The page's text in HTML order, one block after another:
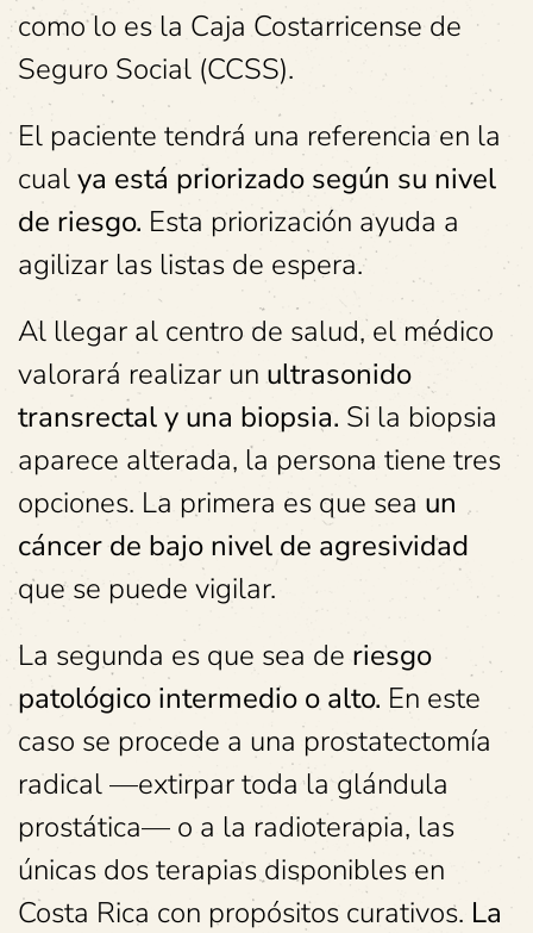
como lo es la Caja Costarricense de
Seguro Social (CCSS).
El paciente tendrá una referencia en la
cualya está priorizado según su nivel
de riesgo. Esta priorización ayuda a
agilizar las listas de espera.
Al llegar al centro de salud, el médico
valorará realizar un ultrasonido
transrectal y una biopsia. Si la biopsia
aparece alterada, la persona tiene tres
opciones. La primera es que sea un
cáncer de bajo nivel de agresividad
que se puede vigilar.
La segunda es que sea de riesgo
patológico intermedio o alto. En este
caso se procede a una prostatectomía
radical —extirpar toda la glándula
prostática— o a la radioterapia, las
únicas dos terapias disponibles en
Costa Rica con propósitos curativos. La